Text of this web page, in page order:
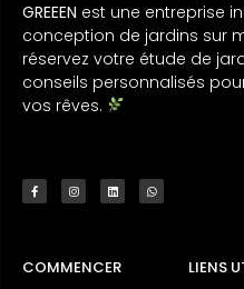
GREEEN est une entreprise
conception de jardins sur
réservez votre étude de
conseils personnalisés
vos rêves.
COMMENCER
LIENS